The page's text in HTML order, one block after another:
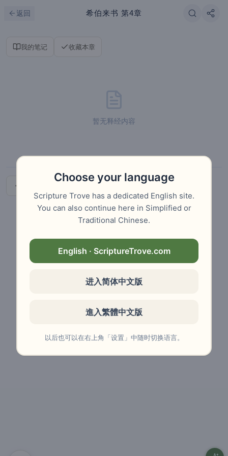
返回 希伯来书 第4章
我的笔记 收藏本章
暂无释经内容
Choose your language
Scripture Trove has a dedicated English site.
You can also continue here in Simplified or
Traditional Chinese.
English · ScriptureTrove.com
进入简体中文版
進入繁體中文版
以后也可以在右上角「设置」中随时切换语言。